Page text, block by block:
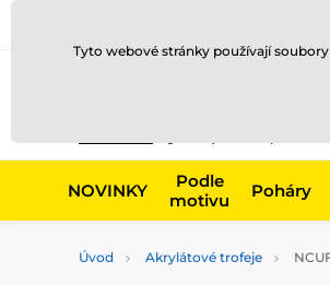
NOVINKY
Podle
motivu
Poháry
Úvod Akrylátové trofeje
Tyto webové stránky používají